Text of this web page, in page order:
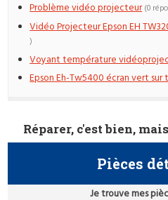
Problème vidéo projecteur (0
Vidéo Projecteur Epson EH
)
Voyant température
Epson Eh-Tw5400 écran vert
Réparer, c'est bien,
Pièces
Je trouve mes